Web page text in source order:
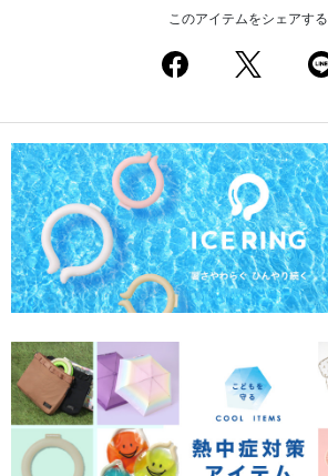
このアイテムをシェアする